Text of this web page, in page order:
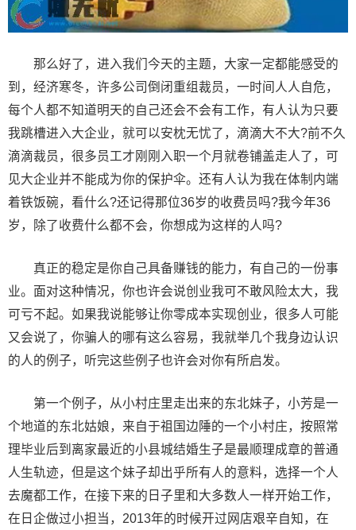
那么好了，进入我们今天的主题，大家一定都能感受的
到，经济寒冬，许多公司倒闭重组裁员，一时间人人自危，
每个人都不知道明天的自己还会不会有工作，有人认为只要
我跳槽进入大企业，就可以安枕无忧了，滴滴大不大?前不久
滴滴裁员，很多员工才刚刚入职一个月就卷铺盖走人了，可
见大企业并不能成为你的保护伞。还有人认为我在体制内端
着铁饭碗，看什么?还记得那位36岁的收费员吗?我今年36
岁，除了收费什么都不会，你想成为这样的人吗?
真正的稳定是你自己具备赚钱的能力，有自己的一份事
业。面对这种情况，你也许会说创业我可不敢风险太大，我
可亏不起。如果我说能够让你零成本实现创业，很多人可能
又会说了，你骗人的哪有这么容易，我就举几个我身边认识
的人的例子，听完这些例子也许会对你有所启发。
第一个例子，从小村庄里走出来的东北妹子，小芳是一
个地道的东北姑娘，来自于祖国边陲的一个小村庄，按照常
理毕业后到离家最近的小县城结婚生子是最顺理成章的普通
人生轨迹，但是这个妹子却出乎所有人的意料，选择一个人
去魔都工作，在接下来的日子里和大多数人一样开始工作，
在日企做过小担当，2013年的时候开过网店艰辛自知，在